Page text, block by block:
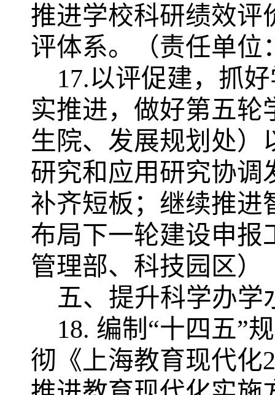
推进学校科研绩效评
评体系。
（责任单
17.以评促建，抓
实推进，做好第五轮
生院、发展规划处）
研究和应用研究协调
补齐短板；继续推进
布局下一轮建设申报
管理部、科技园区）
五、 提升科学办学
18. 编制 “十四五”
彻《上海教育现代化